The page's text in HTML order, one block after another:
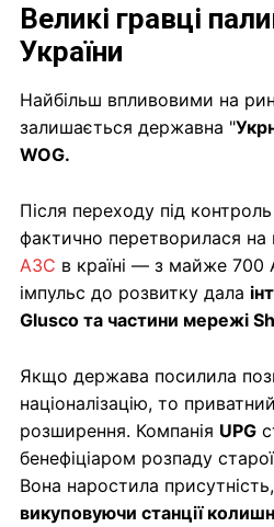
Великі гравці
України
Найбільш впливовими на
залишається державна "
WOG.
Після переходу під
фактично перетворилася на
АЗС в країні — з майже
імпульс до розвитку дала
Glusco та частини мережі
Якщо держава посилила
націоналізацію, то
розширення. Компанія UPG
бенефіціаром розпаду
Вона наростила присутність,
викуповуючи станції